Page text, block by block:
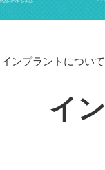
インプラントについ
イ